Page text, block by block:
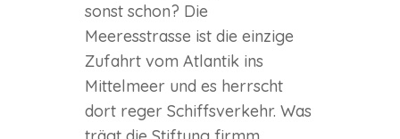
sonst schon? Die
Meeresstrasse ist die einzige
Zufahrt vom Atlantik ins
Mittelmeer und es herrscht
dort reger Schiffsverkehr. Was